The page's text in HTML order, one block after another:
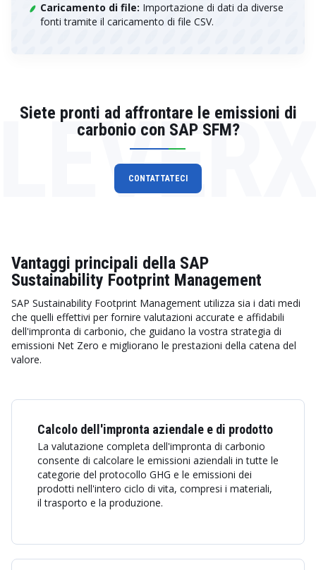
Caricamento di file: Importazione di dati da diverse
fonti tramite il caricamento di file CSV.
Siete pronti ad affrontare le emissioni di
carbonio con SAP SFM?
CONTATTATECI
Vantaggi principali della SAP
Sustainability Footprint Management
SAP Sustainability Footprint Management utilizza sia i dati medi
che quelli effettivi per fornire valutazioni accurate e affidabili
dell'impronta di carbonio, che guidano la vostra strategia di
emissioni Net Zero e migliorano le prestazioni della catena del
valore.
Calcolo dell'impronta aziendale e di prodotto
La valutazione completa dell'impronta di carbonio
consente di calcolare le emissioni aziendali in tutte le
categorie del protocollo GHG e le emissioni dei
prodotti nell'intero ciclo di vita, compresi i materiali,
il trasporto e la produzione.